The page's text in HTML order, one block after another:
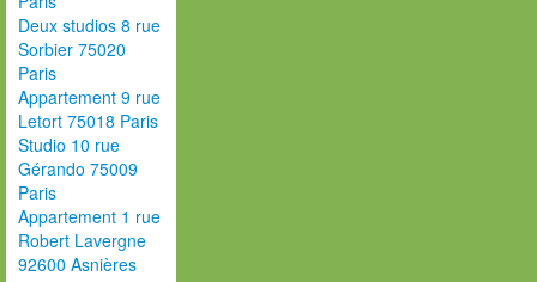
Deux studios 8 rue
Sorbier 75020
Paris
Appartement 9 rue
Letort 75018 Paris
Studio 10 rue
Gérando 75009
Paris
Appartement 1 rue
Robert Lavergne
92600 Asnières